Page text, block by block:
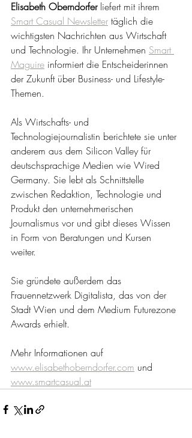
Elisabeth Oberndorfer liefert mit ihrem
Smart Casual Newsletter täglich die
wichtigsten Nachrichten aus Wirtschaft
und Technologie. Ihr Unternehmen Smart
Maguire informiert die Entscheiderinnen
der Zukunft über Business- und Lifestyle-
Themen.
Als Wirtschafts- und
Technologiejournalistin berichtete sie unter
anderem aus dem Silicon Valley für
deutschsprachige Medien wie Wired
Germany. Sie lebt als Schnittstelle
zwischen Redaktion, Technologie und
Produkt den unternehmerischen
Journalismus vor und gibt dieses Wissen
in Form von Beratungen und Kursen
weiter.
Sie gründete außerdem das
Frauennetzwerk Digitalista, das von der
Stadt Wien und dem Medium Futurezone
Awards erhielt.
Mehr Informationen auf
www.elisabethoberndorfer.com und
www.smartcasual.at